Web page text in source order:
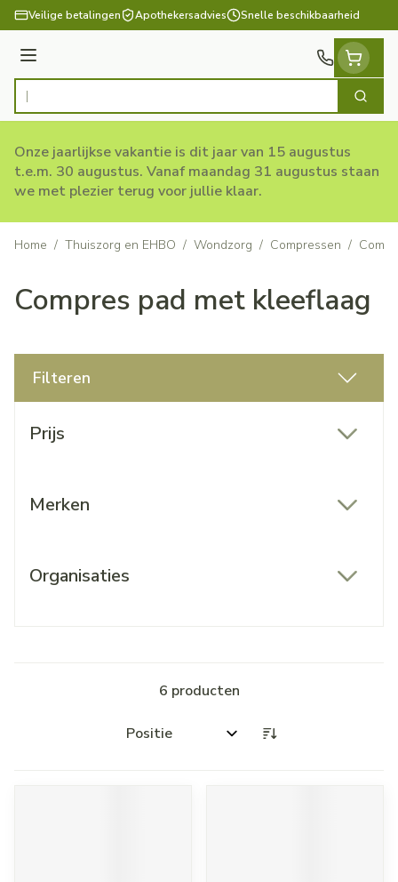
Ga naar de inhoud
Veilige betalingen Apothekersadvies Snelle beschikbaarheid
Menu
Product, merk, categorie... Zoek
Onze jaarlijkse vakantie is dit jaar van 15 augustus
t.e.m. 30 augustus. Vanaf maandag 31 augustus staan
we met plezier terug voor jullie klaar.
Home / Thuiszorg en EHBO / Wondzorg / Compressen /
Compres pad met kleeflaag
Filteren
Prijs
Merken
Organisaties
6 producten
Sorteer op: